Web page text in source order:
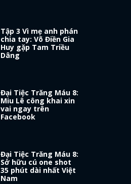
Tập 3 Vì mẹ anh phán
chia tay: Võ Điền Gia
Huy gặp Tam Triều
Dâng
Đại Tiệc Trăng Máu 8:
Miu Lê công khai xin
vai ngay trên
Facebook
Đại Tiệc Trăng Máu 8:
Sở hữu cú one shot
35 phút dài nhất Việt
Nam